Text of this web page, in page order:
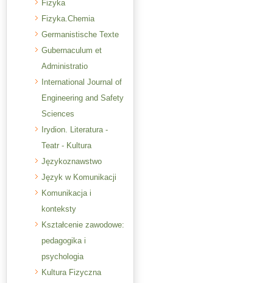
Fizyka
Fizyka.Chemia
Germanistische Texte
Gubernaculum et
Administratio
International Journal of
Engineering and Safety
Sciences
Irydion. Literatura -
Teatr - Kultura
Językoznawstwo
Język w Komunikacji
Komunikacja i
konteksty
Kształcenie zawodowe:
pedagogika i
psychologia
Kultura Fizyczna